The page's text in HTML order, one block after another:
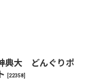
典大 どんぐりポ
[22358]